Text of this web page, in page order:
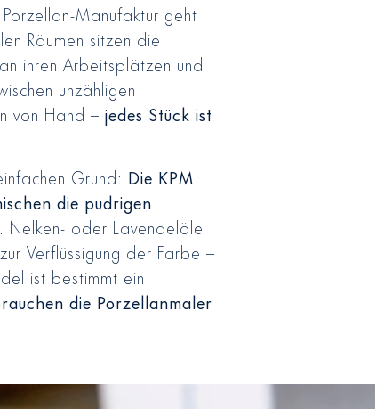
Manufaktur geht
Räumen sitzen die
ihren Arbeitsplätzen und
unzähligen
von Hand – jedes Stück ist
Grund: Die KPM
die pudrigen
. Nelken- oder Lavendelöle
Verflüssigung der Farbe –
ist bestimmt ein
die Porzellanmaler